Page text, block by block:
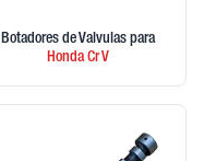
Botadores de Valvulas para
HondaCr V